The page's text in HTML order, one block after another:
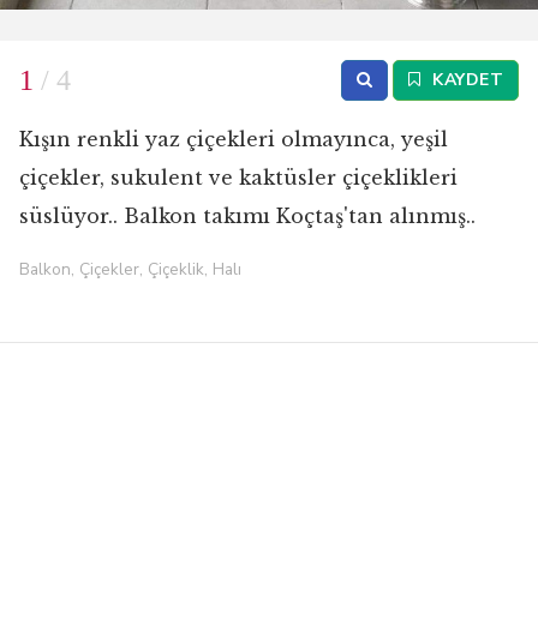
1 / 4 KAYDET
Kışın renkli yaz çiçekleri olmayınca, yeşil
çiçekler, sukulent ve kaktüsler çiçeklikleri
süslüyor.. Balkon takımı Koçtaş'tan alınmış..
Balkon, Çiçekler, Çiçeklik, Halı